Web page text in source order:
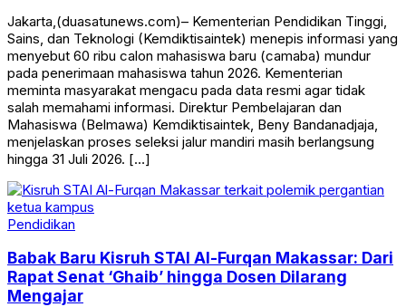
Jakarta,(duasatunews.com)– Kementerian Pendidikan Tinggi,
Sains, dan Teknologi (Kemdiktisaintek) menepis informasi yang
menyebut 60 ribu calon mahasiswa baru (camaba) mundur
pada penerimaan mahasiswa tahun 2026. Kementerian
meminta masyarakat mengacu pada data resmi agar tidak
salah memahami informasi. Direktur Pembelajaran dan
Mahasiswa (Belmawa) Kemdiktisaintek, Beny Bandanadjaja,
menjelaskan proses seleksi jalur mandiri masih berlangsung
hingga 31 Juli 2026. […]
Pendidikan
Babak Baru Kisruh STAI Al-Furqan Makassar: Dari
Rapat Senat ‘Ghaib’ hingga Dosen Dilarang
Mengajar